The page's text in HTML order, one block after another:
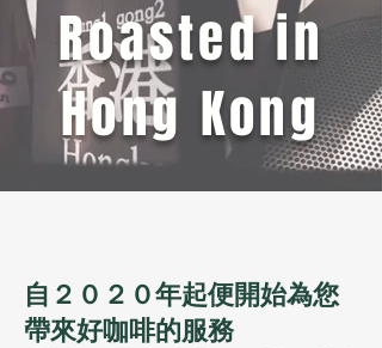
​Roasted in
Hong Kong
自２０２０年起便開始為您
帶來好咖啡的服務